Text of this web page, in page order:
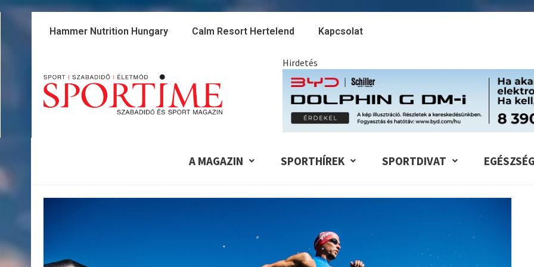
Skip
Hammer Nutrition Hungary Calm Resort Hertelend Kapcsolat
Hirdetés
A MAGAZIN SPORTHÍREK SPORTDIVAT EGÉSZSÉG